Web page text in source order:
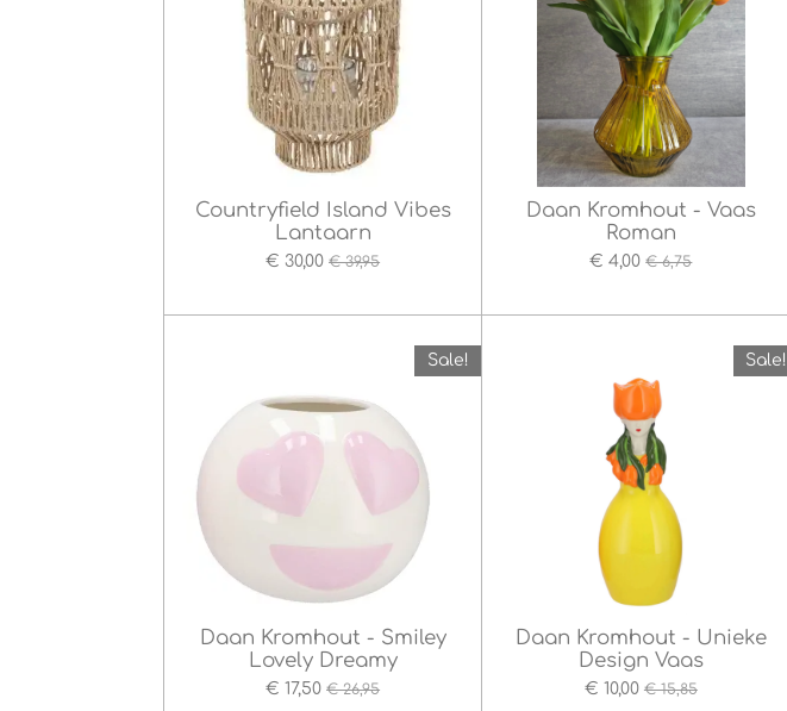
Countryfield Island Vibes
Lantaarn
€ 30,00 € 39,95
Daan Kromhout - Vaas
Roman
€ 4,00 € 6,75
Sale!
Daan Kromhout - Smiley
Lovely Dreamy
€ 17,50 € 26,95
Sale!
Daan Kromhout - Unieke
Design Vaas
€ 10,00 € 15,85